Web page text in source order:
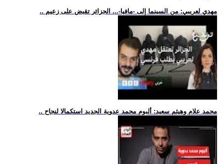
.. مهدي لعريبي: من السينما إلى -مافيا-... الجزائر تقبض على زعيم
.. محمد علام وهيثم سعيد: ألبوم محمد عدوية الجديد استكمالا لنجاح